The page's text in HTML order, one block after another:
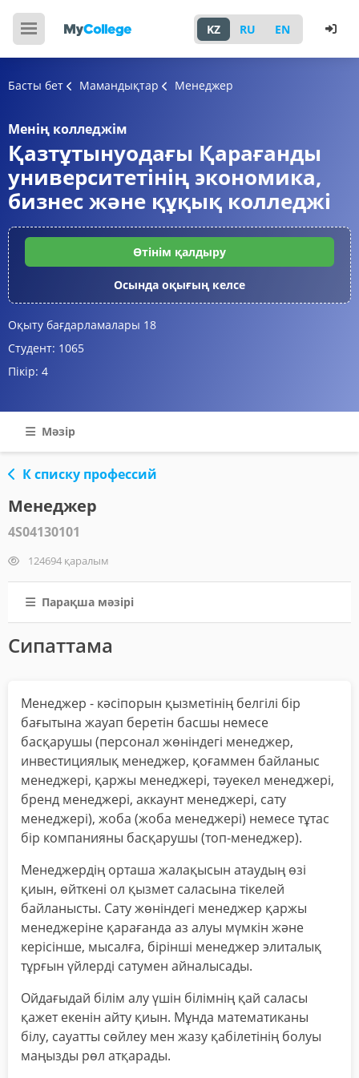
KZ RU EN
Басты бет Мамандықтар Менеджер
Менің колледжім
Қазтұтынуодағы Қарағанды
университетінің экономика,
бизнес және құқық колледжі
Өтінім қалдыру
Осында оқығың келсе
Оқыту бағдарламалары 18
Студент: 1065
Пікір: 4
Мәзір
К списку профессий
Менеджер
4S04130101
124694 қаралым
Парақша мәзірі
Сипаттама
Менеджер - кәсіпорын қызметінің белгілі бір
бағытына жауап беретін басшы немесе
басқарушы (персонал жөніндегі менеджер,
инвестициялық менеджер, қоғаммен байланыс
менеджері, қаржы менеджері, тәуекел менеджері,
бренд менеджері, аккаунт менеджері, сату
менеджері), жоба (жоба менеджері) немесе тұтас
бір компанияны басқарушы (топ-менеджер).
Менеджердің орташа жалақысын атаудың өзі
қиын, өйткені ол қызмет саласына тікелей
байланысты. Сату жөніндегі менеджер қаржы
менеджеріне қарағанда аз алуы мүмкін және
керісінше, мысалға, бірінші менеджер элиталық
тұрғын үйлерді сатумен айналысады.
Ойдағыдай білім алу үшін білімнің қай саласы
қажет екенін айту қиын. Мұнда математиканы
білу, сауатты сөйлеу мен жазу қабілетінің болуы
маңызды рөл атқарады.